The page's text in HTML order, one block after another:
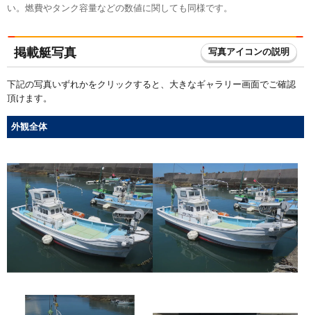
い。燃費やタンク容量などの数値に関しても同様です。
掲載艇写真 写真アイコンの説明
下記の写真いずれかをクリックすると、大きなギャラリー画面でご確認
頂けます。
外観全体